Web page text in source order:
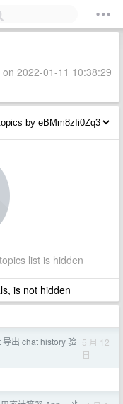
2022-01-11 10:38:29
list is hidden
is not hidden
出 chat history 验 5 月 12
日